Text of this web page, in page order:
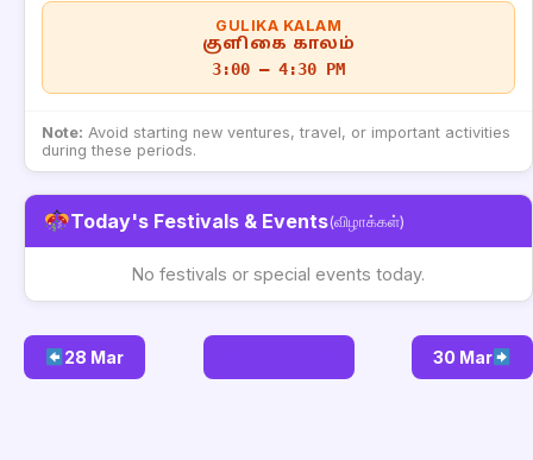
GULIKA KALAM
குளிகை காலம்
3:00 – 4:30 PM
Note: Avoid starting new ventures, travel, or important activities
during these periods.
Today's Festivals & Events(விழாக்கள்)
No festivals or special events today.
28 Mar 30 Mar